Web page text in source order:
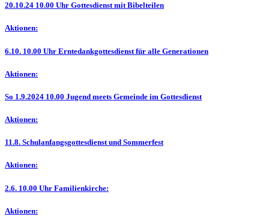
20.10.24 10.00 Uhr Gottesdienst mit Bibelteilen
Aktionen:
6.10. 10.00 Uhr Erntedankgottesdienst für alle Generationen
Aktionen:
So 1.9.2024 10.00 Jugend meets Gemeinde im Gottesdienst
Aktionen:
11.8. Schulanfangsgottesdienst und Sommerfest
Aktionen:
2.6. 10.00 Uhr Familienkirche:
Aktionen: